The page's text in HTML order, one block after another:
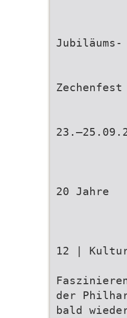
Jubiläums-
Zechenfest
20 Jahre
12 |
der
bald